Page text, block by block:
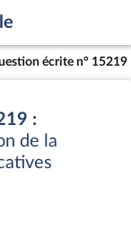
écrite n° 15219
:
de la